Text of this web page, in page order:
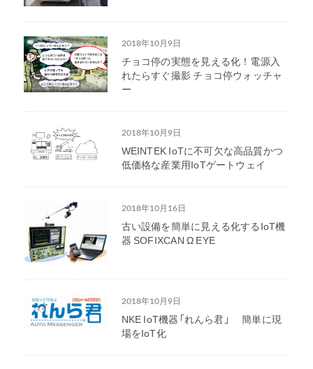
2018年10月9日
チョコ停の実態を見える化！電源入
れたらすぐ撮影 チョコ停ウォッチャ
ー
2018年10月9日
WEINTEK IoTに不可欠な高品質かつ
低価格な産業用IoTゲートウェイ
2018年10月16日
古い設備を簡単に見える化するIoT機
器 SOFIXCAN Ω EYE
2018年10月9日
NKE IoT機器「れんら君」 簡単に現
場をIoT化